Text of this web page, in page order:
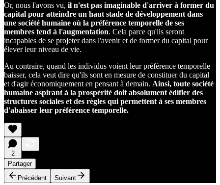
Or, nous l'avons vu, il n'est pas imaginable d'arriver à former du
capital pour atteindre un haut stade de développement dans
une société humaine où la préférence temporelle de ses
membres tend à l'augmentation. Cela parce qu'ils seront
incapables de se projeter dans l'avenir et de former du capital pour
élever leur niveau de vie.
Au contraire, quand les individus voient leur préférence temporelle
baisser, cela veut dire qu'ils sont en mesure de constituer du capital
et d'agir économiquement en pensant à demain. Ainsi, toute société
humaine aspirant à la prospérité doit absolument édifier des
structures sociales et des règles qui permettent à ses membres
d'abaisser leur préférence temporelle.
2
Partager
Précédent
Suivant